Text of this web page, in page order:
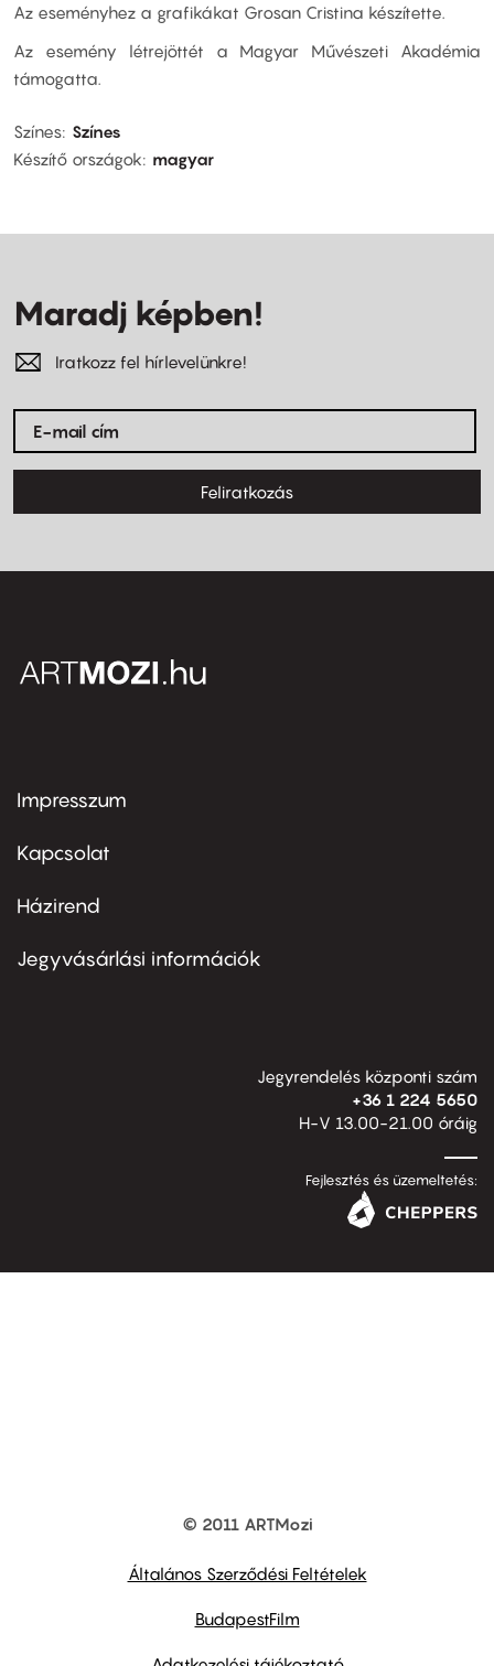
Az eseményhez a grafikákat Grosan Cristina készítette.
Az esemény létrejöttét a Magyar Művészeti Akadémia
támogatta.
Színes Színes
Készítő országok
magyar
Maradj képben!
Iratkozz fel hírlevelünkre!
Feliratkozás
Footer
first
Impresszum
Kapcsolat
Footer
second
Házirend
Jegyvásárlási információk
Jegyrendelés központi szám
+36 1 224 5650
H-V 13.00-21.00 óráig
Fejlesztés és üzemeltetés:
© 2011 ARTMozi
Általános Szerződési Feltételek
BudapestFilm